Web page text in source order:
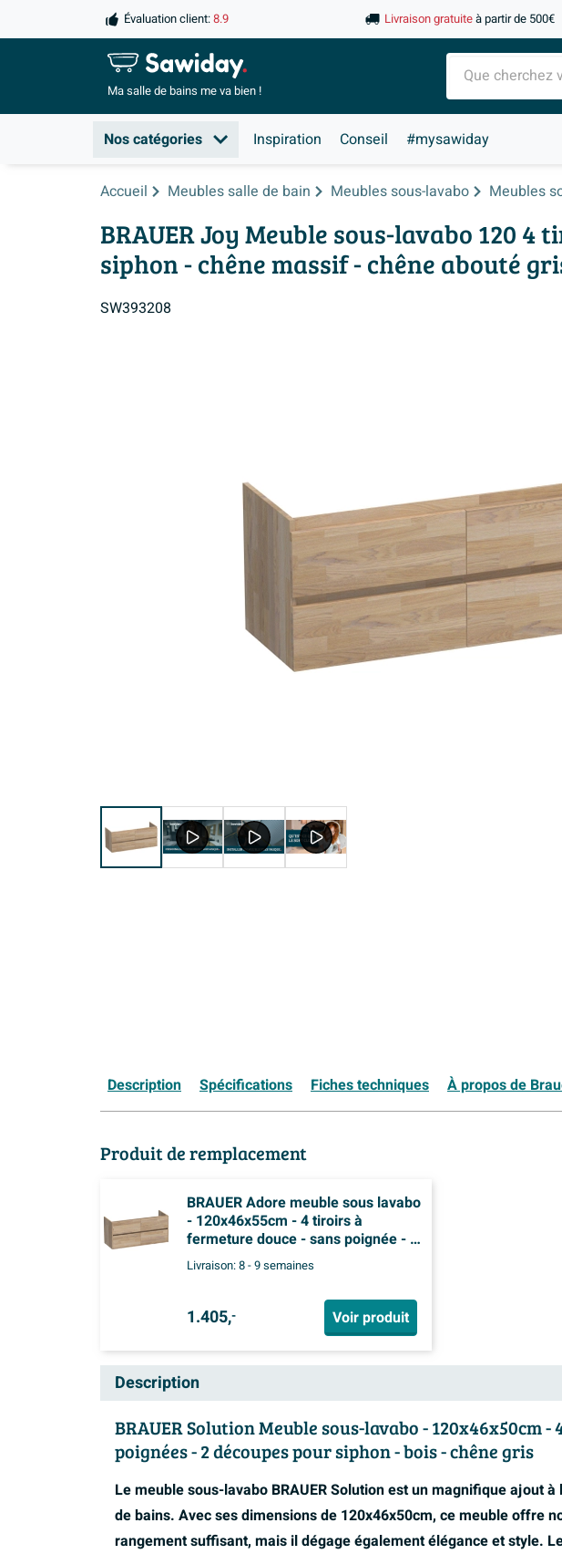
Évaluation client:8.9 Livraison gratuiteà partir de 500€
Ma salle debains me va bien !
Nos catégories Inspiration Conseil #mysawiday
Accueil Meubles salle de bain Meubles sous-lavabo Meubles
BRAUER Joy Meuble sous-lavabo 120
siphon - chêne massif - chêne abouté
SW393208
Description Spécifications Fiches techniques À propos de
Produit de remplacement
BRAUER Adore meuble sous lavabo
- 120x46x55cm - 4 tiroirs à
fermeture douce - sans poignée - 2
découpes pour siphon - chêne
massif - assemblage à dents de
Livraison:8 - 9 semaines
1.405,- Voir produit
Description
BRAUER Solution Meuble sous-lavabo - 120x46x50cm
poignées - 2 découpes pour siphon - bois - chêne gris
Le meuble sous-lavabo BRAUER Solution est un magnifique ajout
de bains. Avec ses dimensions de 120x46x50cm, ce meuble offre
rangement suffisant, mais il dégage également élégance et style.